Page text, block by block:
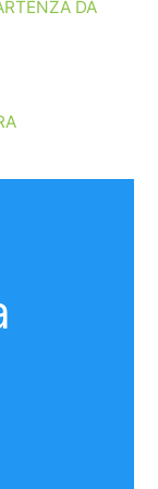
DA